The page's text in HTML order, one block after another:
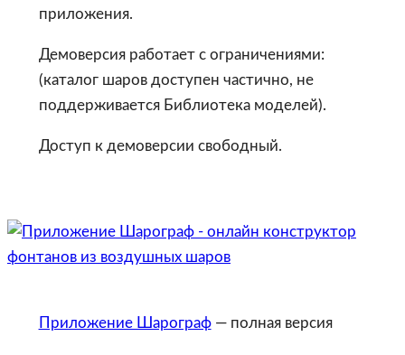
приложения.
Демоверсия работает с ограничениями:
(каталог шаров доступен частично, не
поддерживается Библиотека моделей).
Доступ к демоверсии свободный.
Приложение Шарограф— полная версия